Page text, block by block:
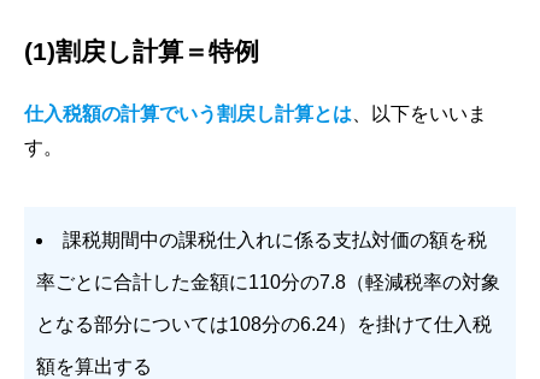
(1)割戻し計算＝特例
仕入税額の計算でいう割戻し計算とは 、以下をいいま
す。
課税期間中の課税仕入れに係る支払対価の額を税
率ごとに合計した金額に110分の7.8（軽減税率の対象
となる部分については108分の6.24）を掛けて仕入税
額を算出する